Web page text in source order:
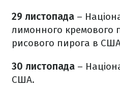
29 листопада –
лимонного кремового
рисового пирога в
30 листопада –
США.